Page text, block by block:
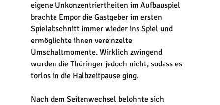
eigene Unkonzentriertheiten im Aufbauspiel
brachte Empor die Gastgeber im ersten
Spielabschnitt immer wieder ins Spiel und
ermöglichte ihnen vereinzelte
Umschaltmomente. Wirklich zwingend
wurden die Thüringer jedoch nicht, sodass es
torlos in die Halbzeitpause ging.
Nach dem Seitenwechsel belohnte sich